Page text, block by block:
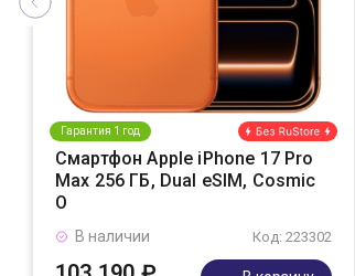
Гарантия 1 год
Смартфон Apple iPhone 17 Pro
Max 256 ГБ, Dual eSIM, Cosmic
O
Код: 223302
В наличии